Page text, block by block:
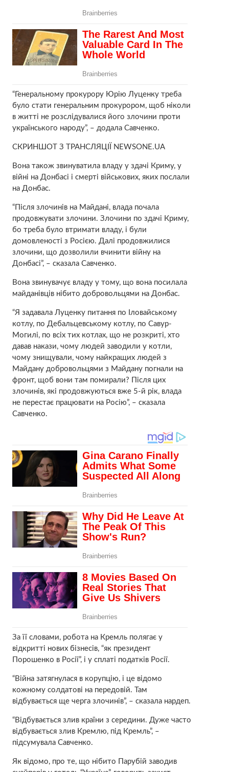
“Генеральному прокурору Юрію Луценку треба
було стати генеральним прокурором, щоб ніколи
в житті не розслідувалися його злочини проти
українського народу”, – додала Савченко.
СКРИНШОТ З ТРАНСЛЯЦІЇ NEWSONE.UA
Вона також звинуватила владу у здачі Криму, у
війні на Донбасі і смерті військових, яких послали
на Донбас.
“Після злочинів на Майдані, влада почала
продовжувати злочини. Злочини по здачі Криму,
бо треба було втримати владу, і були
домовленості з Росією. Далі продовжилися
злочини, що дозволили вчинити війну на
Донбасі”, – сказала Савченко.
Вона звинувачує владу у тому, що вона посилала
майданівців нібито добровольцями на Донбас.
“Я задавала Луценку питання по Іловайському
котлу, по Дебальцевському котлу, по Савур-
Могилі, по всіх тих котлах, що не розкриті, хто
давав накази, чому людей заводили у котли,
чому знищували, чому найкращих людей з
Майдану добровольцями з Майдану погнали на
фронт, щоб вони там помирали? Після цих
злочинів, які продовжуються вже 5-й рік, влада
не перестає працювати на Росію”, – сказала
Савченко.
За її словами, робота на Кремль полягає у
відкритті нових бізнесів, “як президент
Порошенко в Росії”, і у сплаті податків Росії.
“Війна затягнулася в корупцію, і це відомо
кожному солдатові на передовій. Там
відбувається ще черга злочинів”, – сказала нардеп.
“Відбувається злив країни з середини. Дуже часто
відбувається злив Кремлю, під Кремль”, –
підсумувала Савченко.
Як відомо, про те, що нібито Парубій заводив